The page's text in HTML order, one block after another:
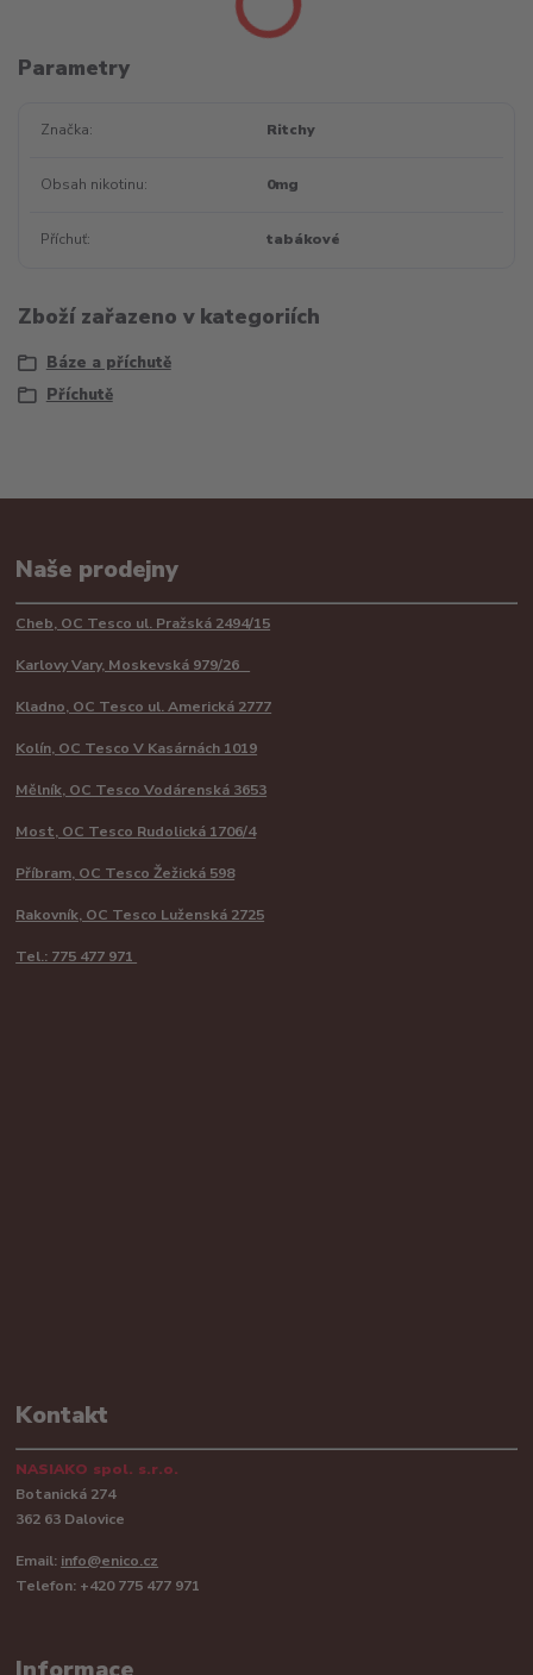
Parametry
Značka Ritchy
Obsah nikotinu 0mg
Příchuť tabákové
Zboží zařazeno v kategoriích
Báze a příchutě
Příchutě
Naše prodejny
Cheb, OC Tesco ul. Pražská 2494/15
Karlovy Vary, Moskevská 979/26
Kladno, OC Tesco ul. Americká 2777
Kolín, OC Tesco V Kasárnách 1019
Mělník, OC Tesco Vodárenská 3653
Most, OC Tesco Rudolická 1706/4
Příbram, OC Tesco Žežická 598
Rakovník, OC Tesco Luženská 2725
Tel.: 775 477 971
Kontakt
NASIAKO spol. s.r.o.
Botanická 274
362 63 Dalovice
Email: info@enico.cz
Telefon: +420 775 477 971